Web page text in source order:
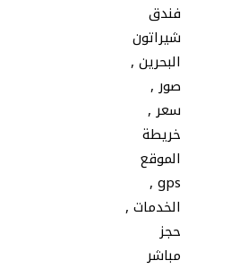
فندق
شيراتون
البحرين ,
صور ,
سعر ,
خريطة
الموقع
gps ,
الخدمات ,
حجز
مباشر